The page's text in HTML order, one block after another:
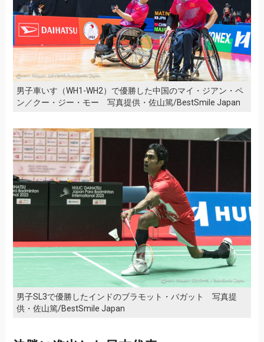
男子車いす（WH1-WH2）で優勝した中国のマイ・ジアン・ペ
ン／クー・ジー・モー 写真提供・佐山篤/BestSmile Japan
男子SL3で優勝したインドのブラモット・バガット 写真提
供・佐山篤/BestSmile Japan